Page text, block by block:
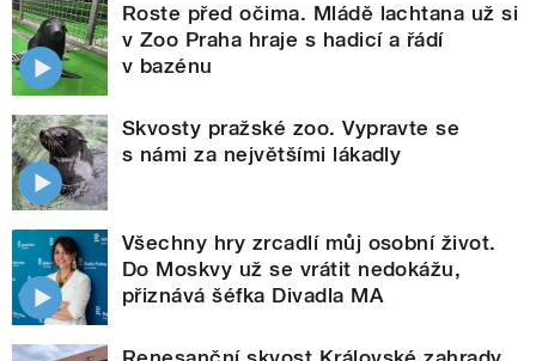
Roste před očima. Mládě lachtana už si
v Zoo Praha hraje s hadicí a řádí
v bazénu
Skvosty pražské zoo. Vypravte se
s námi za největšími lákadly
Všechny hry zrcadlí můj osobní život.
Do Moskvy už se vrátit nedokážu,
přiznává šéfka Divadla MA